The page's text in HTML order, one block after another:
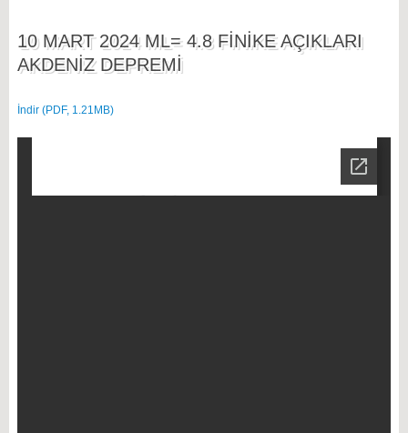
10 MART 2024 ML= 4.8 FİNİKE AÇIKLARI
AKDENİZ DEPREMİ
İndir (PDF, 1.21MB)